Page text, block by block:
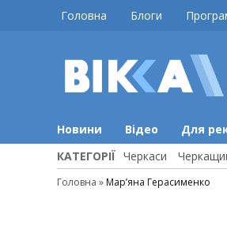
Головна Блоги
Новини Відео Для
КАТЕГОРІЇ Черкаси
Головна » Мар’яна Герасименко